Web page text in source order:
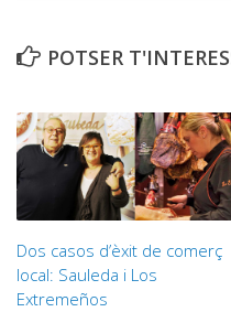
POTSER
Dos casos d’èxit de comerç
local: Sauleda i Los
Extremeños